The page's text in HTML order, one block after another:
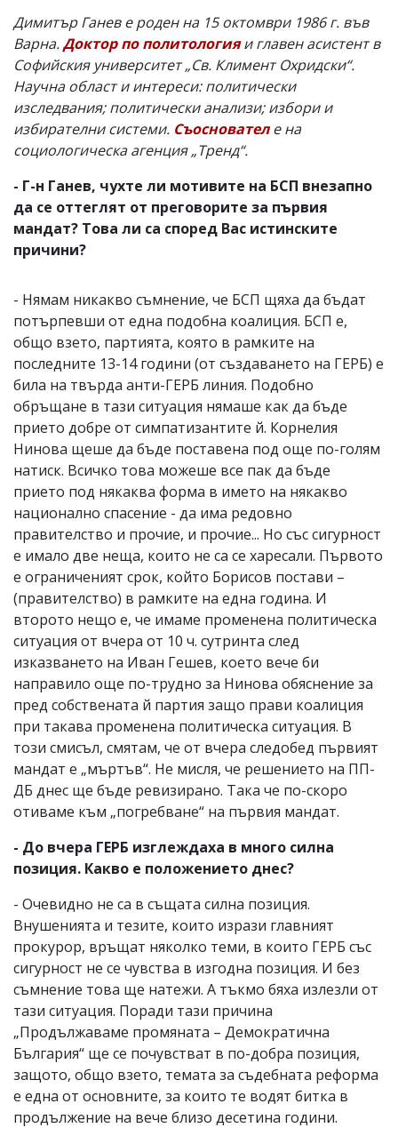
за
вас
коментар,
моля
сигнализирайте
ни!
Димитър Ганев е роден на 15 октомври 1986 г. във
Варна.Доктор по политологияи главен асистент в
Софийския университет „Св. Климент Охридски“.
Научна област и интереси: политически
изследвания; политически анализи; избори и
избирателни системи. Съоснователе на
социологическа агенция „Тренд“.
- Г-н Ганев, чухте ли мотивите на БСП внезапно
да се оттеглят от преговорите за първия
мандат? Това ли са според Вас истинските
причини?
- Нямам никакво съмнение, че БСП щяха да бъдат
потърпевши от една подобна коалиция. БСП е,
общо взето, партията, която в рамките на
последните 13-14 години (от създаването на ГЕРБ) е
била на твърда анти-ГЕРБ линия. Подобно
обръщане в тази ситуация нямаше как да бъде
прието добре от симпатизантите й. Корнелия
Нинова щеше да бъде поставена под още по-голям
натиск. Всичко това можеше все пак да бъде
прието под някаква форма в името на някакво
национално спасение - да има редовно
правителство и прочие, и прочие... Но със сигурност
е имало две неща, които не са се харесали. Първото
е ограниченият срок, който Борисов постави –
(правителство) в рамките на една година. И
второто нещо е, че имаме променена политическа
ситуация от вчера от 10 ч. сутринта след
изказването на Иван Гешев, което вече би
направило още по-трудно за Нинова обяснение за
пред собствената й партия защо прави коалиция
при такава променена политическа ситуация. В
този смисъл, смятам, че от вчера следобед първият
мандат е „мъртъв“. Не мисля, че решението на ПП-
ДБ днес ще бъде ревизирано. Така че по-скоро
отиваме към „погребване“ на първия мандат.
- До вчера ГЕРБ изглеждаха в много силна
позиция. Какво е положението днес?
- Очевидно не са в същата силна позиция.
Внушенията и тезите, които изрази главният
прокурор, връщат няколко теми, в които ГЕРБ със
сигурност не се чувства в изгодна позиция. И без
съмнение това ще натежи. А тъкмо бяха излезли от
тази ситуация. Поради тази причина
„Продължаваме промяната – Демократична
България“ ще се почувстват в по-добра позиция,
защото, общо взето, темата за съдебната реформа
е една от основните, за които те водят битка в
продължение на вече близо десетина години.